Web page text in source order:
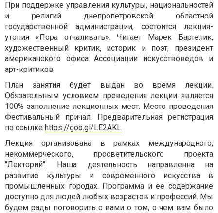
При поддержке управления культуры, национальностей
и религий днепропетровской областной
государственной администрации, состоится лекция-
утопия «Пора отчаливать». Читает Марек Бартелик,
художественный критик, историк и поэт; президент
американского офиса Ассоциации искусствоведов и
арт-критиков.
План занятия будет выдан во время лекции.
Обязательным условием проведения лекции является
100% заполнение лекционных мест. Место проведения
Фестивальный причал. Предварительная регистрация
по ссылке https://goo.gl/LE2AKL
Лекция организована в рамках международного,
некоммерческого, просветительского проекта
"Лекторий". Наша деятельность направленна на
развитие культуры и современного искусства в
промышленных городах. Программа и ее содержание
доступно для людей любых возрастов и профессий. Мы
будем рады поговорить с вами о том, о чем вам было